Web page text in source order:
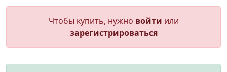
Чтобы купить, нужно войти или
зарегистрироваться